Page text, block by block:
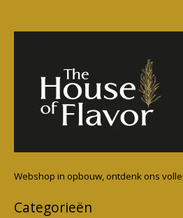
Webshop in opbouw, ontdenk ons
Categorieën